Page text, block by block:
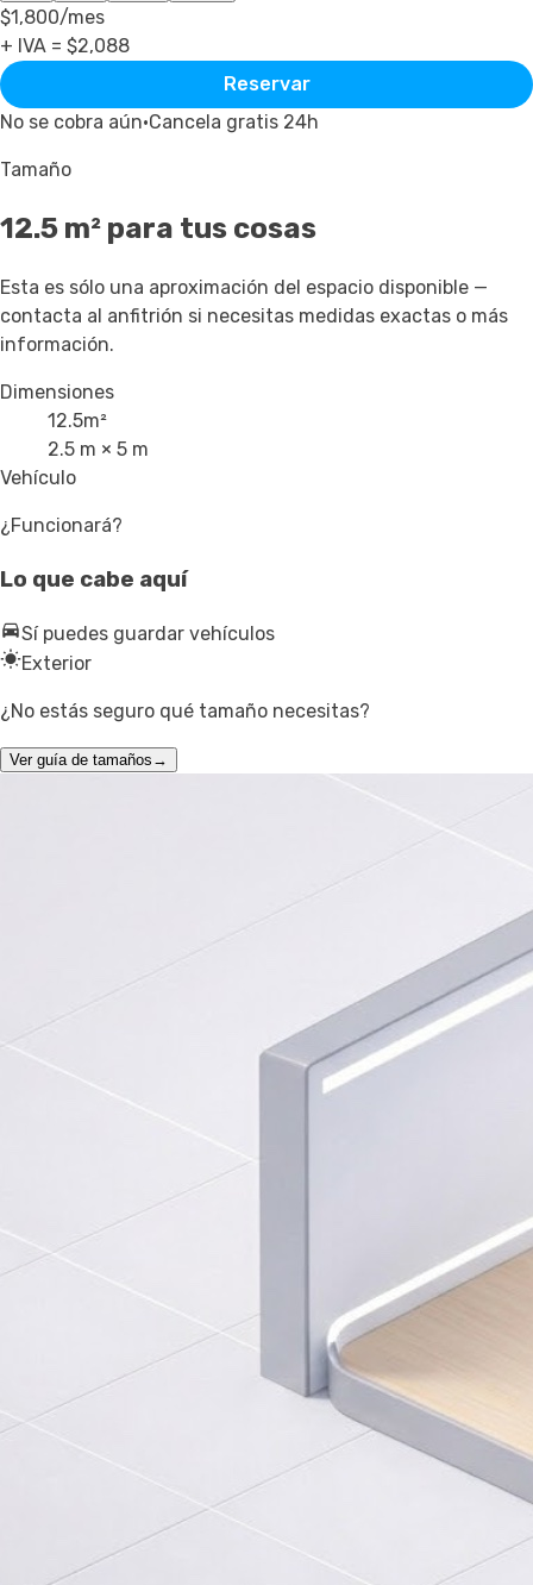
$1,800/mes
+ IVA = $2,088
Reservar
No se cobra aún·Cancela gratis 24h
Tamaño
12.5 m² para tus cosas
Esta es sólo una aproximación del espacio disponible —
contacta al anfitrión si necesitas medidas exactas o más
información.
Dimensiones
12.5m²
2.5 m × 5 m
Vehículo
¿Funcionará?
Lo que cabe aquí
Sí puedes guardar vehículos
Exterior
¿No estás seguro qué tamaño necesitas?
Ver guía de tamaños →